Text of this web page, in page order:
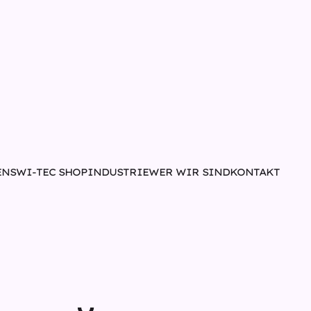
SWI-TEC SHOPINDUSTRIEWER WIR SINDKONTAKT